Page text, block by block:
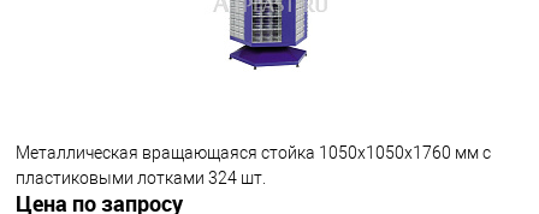
Металлическая вращающаяся стойка 1050х1050х1760 мм с
пластиковыми лотками 324 шт.
Цена по запросу